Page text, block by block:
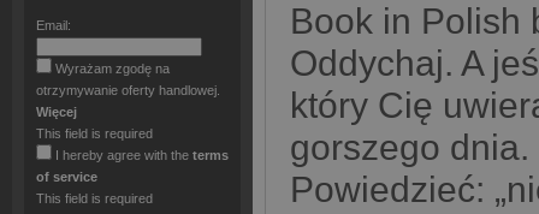
Email:
Wyrażam zgodę na
otrzymywanie oferty handlowej.
Więcej
This field is required
I hereby agree with the terms
of service
This field is required
Book in Polish
Oddychaj. A
który Cię
gorszego dnia.
Powiedzieć: